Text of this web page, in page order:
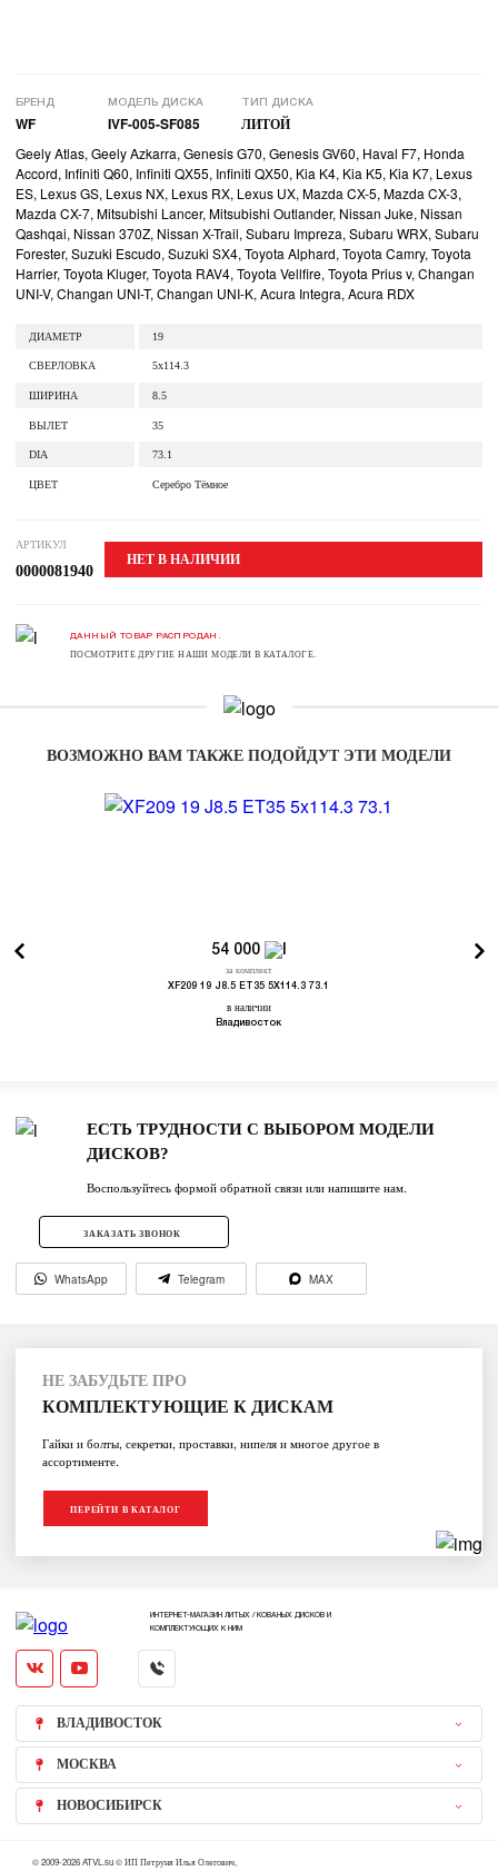
БРЕНД
WF
МОДЕЛЬ ДИСКА
IVF-005-SF085
ТИП ДИСКА
ЛИТОЙ
Geely Atlas, Geely Azkarra, Genesis G70, Genesis GV60, Haval F7, Honda
Accord, Infiniti Q60, Infiniti QX55, Infiniti QX50, Kia K4, Kia K5, Kia K7, Lexus
ES, Lexus GS, Lexus NX, Lexus RX, Lexus UX, Mazda CX-5, Mazda CX-3,
Mazda CX-7, Mitsubishi Lancer, Mitsubishi Outlander, Nissan Juke, Nissan
Qashqai, Nissan 370Z, Nissan X-Trail, Subaru Impreza, Subaru WRX, Subaru
Forester, Suzuki Escudo, Suzuki SX4, Toyota Alphard, Toyota Camry, Toyota
Harrier, Toyota Kluger, Toyota RAV4, Toyota Vellfire, Toyota Prius v, Changan
UNI-V, Changan UNI-T, Changan UNI-K, Acura Integra, Acura RDX
ДИАМЕТР 19
СВЕРЛОВКА 5x114.3
ШИРИНА 8.5
ВЫЛЕТ 35
DIA 73.1
ЦВЕТ Серебро Тёмное
АРТИКУЛ
0000081940
НЕТ В НАЛИЧИИ
ДАННЫЙ ТОВАР РАСПРОДАН.
ПОСМОТРИТЕ ДРУГИЕ НАШИ МОДЕЛИ В КАТАЛОГЕ.
ВОЗМОЖНО ВАМ ТАКЖЕ ПОДОЙДУТ ЭТИ МОДЕЛИ
54 000
за комплект
XF209 19 J8.5 ET35 5X114.3 73.1
в наличии
Владивосток
ЕСТЬ ТРУДНОСТИ С ВЫБОРОМ МОДЕЛИ
ДИСКОВ?
Воспользуйтесь формой обратной связи или напишите нам.
ЗАКАЗАТЬ ЗВОНОК
WhatsApp Telegram MAX
НЕ ЗАБУДЬТЕ ПРО
КОМПЛЕКТУЮЩИЕ К ДИСКАМ
Гайки и болты, секретки, проставки, нипеля и многое другое в
ассортименте.
ПЕРЕЙТИ В КАТАЛОГ
ИНТЕРНЕТ-МАГАЗИН ЛИТЫХ / КОВАНЫХ ДИСКОВ И
КОМПЛЕКТУЮЩИХ К НИМ
ВЛАДИВОСТОК
МОСКВА
НОВОСИБИРСК
© 2009-2026 ATVL.su © ИП Петруня Илья Олегович,